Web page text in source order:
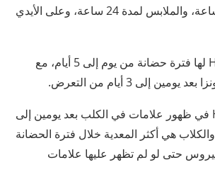
لمدة تصل إلى 48 ساعة، والملابس لمدة 24 ساعة، وعلى الأيدي
سلالة أنفلونزا H3N8 لها فترة حضانة من يوم إلى 5 أيام، مع
إلى 3 أيام من التعرض.
قد تبدأ سلالة H3N2 في ظهور علامات في الكلب بعد يومين إلى
هي أكثر المعدية خلال فترة الحضانة
حتى لو لم تظهر عليها علامات